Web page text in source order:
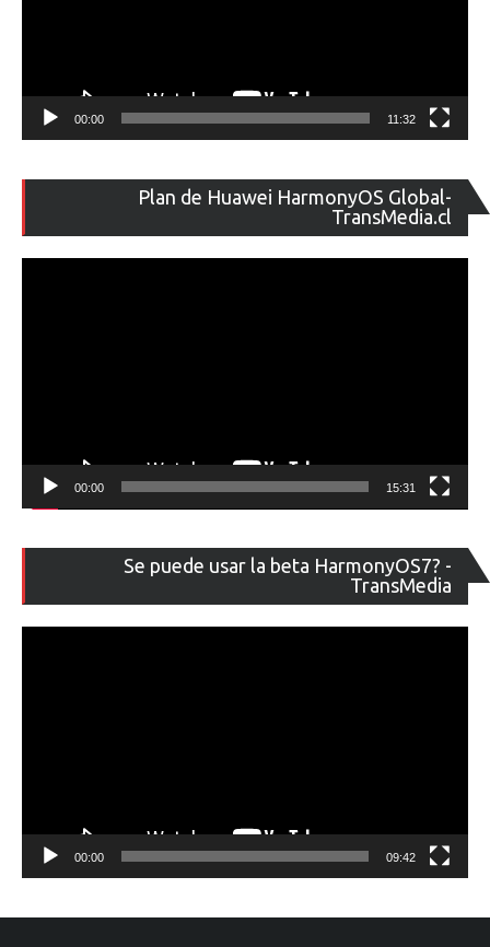
00:00 11:32
Plan de Huawei HarmonyOS Global-
TransMedia.cl
de
00:00 15:31
Se puede usar la beta HarmonyOS7? -
TransMedia
de
00:00 09:42